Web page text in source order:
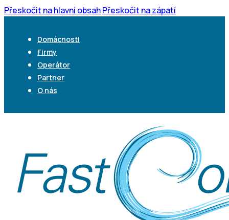
Přeskočit na hlavní obsahPřeskočit na zápatí
Domácnosti
Firmy
Operátor
Partner
O nás